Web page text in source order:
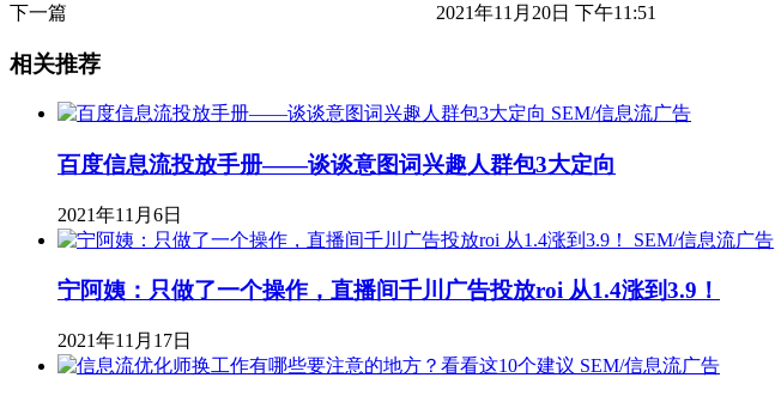
下一篇 2021年11月20日 下午11:51
相关推荐
SEM/信息流广告
百度信息流投放手册——谈谈意图词兴趣人群包3大定向
2021年11月6日
SEM/信息流广告
宁阿姨：只做了一个操作，直播间千川广告投放roi 从1.4涨到3.9！
2021年11月17日
SEM/信息流广告